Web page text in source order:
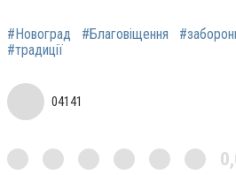
#Новоград #Благовіщення
#традиції
04141